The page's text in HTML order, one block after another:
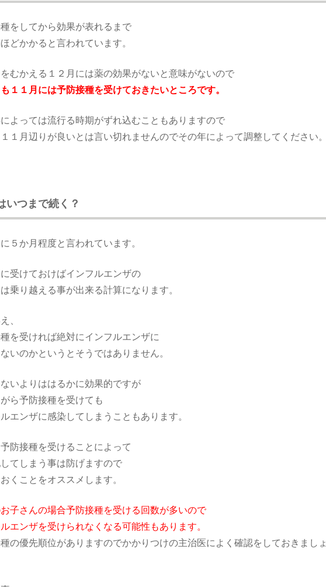
をしてから効果が表れるまで
どかかると言われています。
をむかえる１２月には薬の効果がないと意味がないので
１１月には予防接種を受けておきたいところです。
よっては流行る時期がずれ込むこともありますので
１月辺りが良いとは言い切れませんのでその年によって調整してください。
いつまで続く？
５か月程度と言われています。
に受けておけばインフルエンザの
乗り越える事が出来る計算になります。
、
を受ければ絶対にインフルエンザに
いのかというとそうではありません。
いよりははるかに効果的ですが
ら予防接種を受けても
エンザに感染してしまうこともあります。
防接種を受けることによって
てしまう事は防げますので
くことをオススメします。
お子さんの場合予防接種を受ける回数が多いので
エンザを受けられなくなる可能性もあります。
の優先順位がありますのでかかりつけの主治医によく確認をしておきましょ